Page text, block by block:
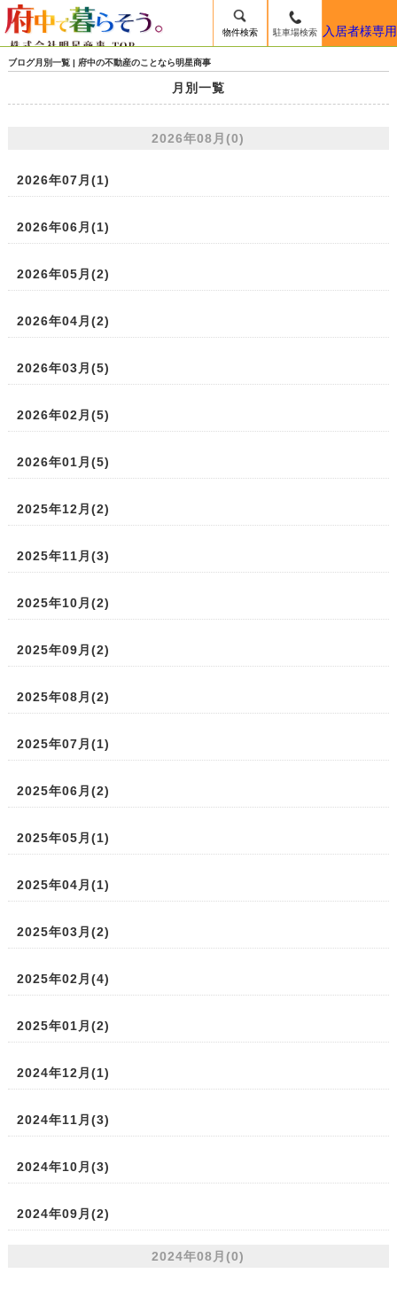
物件検索 駐車場検索 入居者様専用
ブログ月別一覧 | 府中の不動産のことなら明星商事
月別一覧
2026年08月(0)
2026年07月(1)
2026年06月(1)
2026年05月(2)
2026年04月(2)
2026年03月(5)
2026年02月(5)
2026年01月(5)
2025年12月(2)
2025年11月(3)
2025年10月(2)
2025年09月(2)
2025年08月(2)
2025年07月(1)
2025年06月(2)
2025年05月(1)
2025年04月(1)
2025年03月(2)
2025年02月(4)
2025年01月(2)
2024年12月(1)
2024年11月(3)
2024年10月(3)
2024年09月(2)
2024年08月(0)